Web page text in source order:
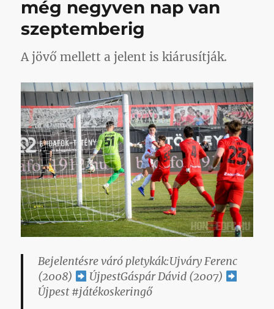
még negyven nap van
szeptemberig
A jövő mellett a jelent is kiárusítják.
Bejelentésre váró pletykák:Ujváry Ferenc
(2008)
ÚjpestGáspár Dávid (2007)
Újpest #játékoskeringő